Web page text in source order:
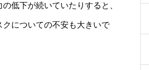
低下が続いていたりすると、
についての不安も大きいで